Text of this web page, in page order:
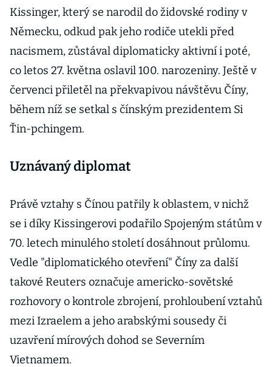
Kissinger, který se narodil do židovské rodiny v
Německu, odkud pak jeho rodiče utekli před
nacismem, zůstával diplomaticky aktivní i poté,
co letos 27. května oslavil 100. narozeniny. Ještě v
červenci přiletěl na překvapivou návštěvu Číny,
během níž se setkal s čínským prezidentem Si
Ťin-pchingem.
Uznávaný diplomat
Právě vztahy s Čínou patřily k oblastem, v nichž
se i díky Kissingerovi podařilo Spojeným státům v
70. letech minulého století dosáhnout průlomu.
Vedle "diplomatického otevření" Číny za další
takové Reuters označuje americko-sovětské
rozhovory o kontrole zbrojení, prohloubení vztahů
mezi Izraelem a jeho arabskými sousedy či
uzavření mírových dohod se Severním
Vietnamem.